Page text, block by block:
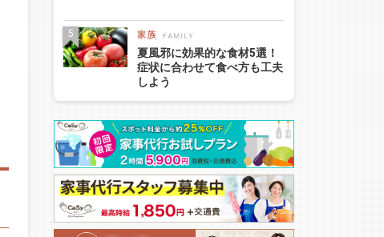
夏風邪に効果的な食材5選！
症状に合わせて食べ方も工夫
しよう